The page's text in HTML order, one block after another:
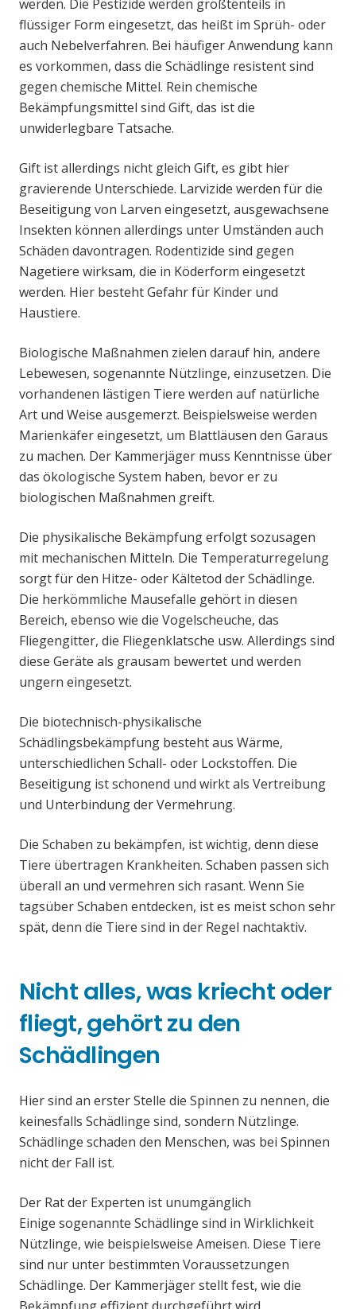
werden. Die Pestizide werden größtenteils in
flüssiger Form eingesetzt, das heißt im Sprüh- oder
auch Nebelverfahren. Bei häufiger Anwendung kann
es vorkommen, dass die Schädlinge resistent sind
gegen chemische Mittel. Rein chemische
Bekämpfungsmittel sind Gift, das ist die
unwiderlegbare Tatsache.
Gift ist allerdings nicht gleich Gift, es gibt hier
gravierende Unterschiede. Larvizide werden für die
Beseitigung von Larven eingesetzt, ausgewachsene
Insekten können allerdings unter Umständen auch
Schäden davontragen. Rodentizide sind gegen
Nagetiere wirksam, die in Köderform eingesetzt
werden. Hier besteht Gefahr für Kinder und
Haustiere.
Biologische Maßnahmen zielen darauf hin, andere
Lebewesen, sogenannte Nützlinge, einzusetzen. Die
vorhandenen lästigen Tiere werden auf natürliche
Art und Weise ausgemerzt. Beispielsweise werden
Marienkäfer eingesetzt, um Blattläusen den Garaus
zu machen. Der Kammerjäger muss Kenntnisse über
das ökologische System haben, bevor er zu
biologischen Maßnahmen greift.
Die physikalische Bekämpfung erfolgt sozusagen
mit mechanischen Mitteln. Die Temperaturregelung
sorgt für den Hitze- oder Kältetod der Schädlinge.
Die herkömmliche Mausefalle gehört in diesen
Bereich, ebenso wie die Vogelscheuche, das
Fliegengitter, die Fliegenklatsche usw. Allerdings sind
diese Geräte als grausam bewertet und werden
ungern eingesetzt.
Die biotechnisch-physikalische
Schädlingsbekämpfung besteht aus Wärme,
unterschiedlichen Schall- oder Lockstoffen. Die
Beseitigung ist schonend und wirkt als Vertreibung
und Unterbindung der Vermehrung.
Die Schaben zu bekämpfen, ist wichtig, denn diese
Tiere übertragen Krankheiten. Schaben passen sich
überall an und vermehren sich rasant. Wenn Sie
tagsüber Schaben entdecken, ist es meist schon sehr
spät, denn die Tiere sind in der Regel nachtaktiv.
Nicht alles, was kriecht oder
fliegt, gehört zu den
Schädlingen
Hier sind an erster Stelle die Spinnen zu nennen, die
keinesfalls Schädlinge sind, sondern Nützlinge.
Schädlinge schaden den Menschen, was bei Spinnen
nicht der Fall ist.
Der Rat der Experten ist unumgänglich
Einige sogenannte Schädlinge sind in Wirklichkeit
Nützlinge, wie beispielsweise Ameisen. Diese Tiere
sind nur unter bestimmten Voraussetzungen
Schädlinge. Der Kammerjäger stellt fest, wie die